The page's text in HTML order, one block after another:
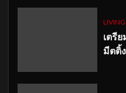
LIVING
เตรี
มีตติ้